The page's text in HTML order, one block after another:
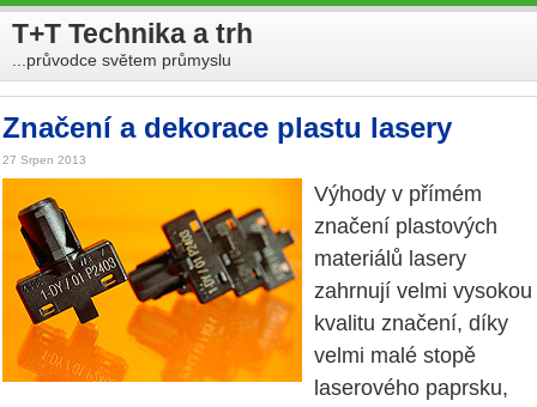
T+T Technika a trh
...průvodce světem průmyslu
Značení a dekorace plastu lasery
27 Srpen 2013
Výhody v přímém
značení plastových
materiálů lasery
zahrnují velmi vysokou
kvalitu značení, díky
velmi malé stopě
laserového paprsku,